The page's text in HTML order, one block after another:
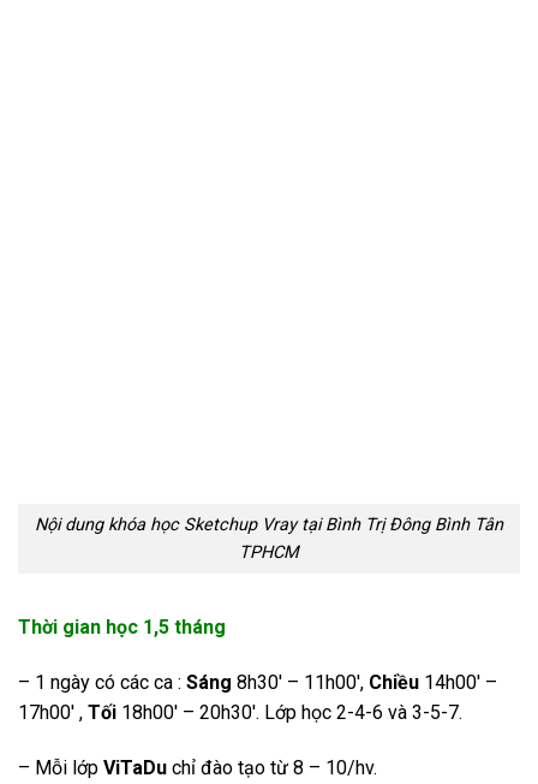
Nội dung khóa học Sketchup Vray tại Bình Trị Đông Bình Tân
TPHCM
Thời gian học 1,5 tháng
– 1 ngày có các ca : Sáng 8h30′ – 11h00′, Chiều 14h00′ –
17h00′ , Tối 18h00′ – 20h30′. Lớp học 2-4-6 và 3-5-7.
– Mỗi lớp ViTaDu chỉ đào tạo từ 8 – 10/hv.